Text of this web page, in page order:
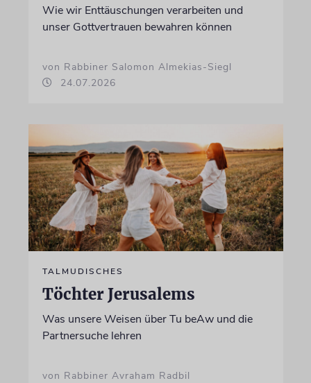
Wie wir Enttäuschungen verarbeiten und
unser Gottvertrauen bewahren können
von Rabbiner Salomon Almekias-Siegl
24.07.2026
TALMUDISCHES
Töchter Jerusalems
Was unsere Weisen über Tu beAw und die
Partnersuche lehren
von Rabbiner Avraham Radbil